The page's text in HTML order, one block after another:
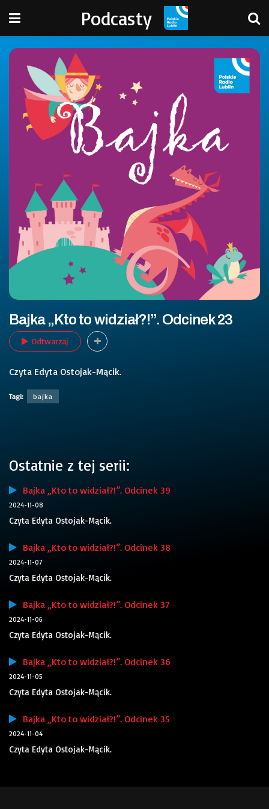
Podcasty
Bajka „Kto to widział?!”. Odcinek 23
Odtwarzaj
Czyta Edyta Ostojak-Mącik.
Tagi: bajka
Ostatnie z tej serii:
Bajka „Kto to widział?!”. Odcinek 39
2024-11-08
Czyta Edyta Ostojak-Mącik.
Bajka „Kto to widział?!”. Odcinek 38
2024-11-07
Czyta Edyta Ostojak-Mącik.
Bajka „Kto to widział?!”. Odcinek 37
2024-11-06
Czyta Edyta Ostojak-Mącik.
Bajka „Kto to widział?!”. Odcinek 36
2024-11-05
Czyta Edyta Ostojak-Mącik.
Bajka „Kto to widział?!”. Odcinek 35
2024-11-04
Czyta Edyta Ostojak-Mącik.